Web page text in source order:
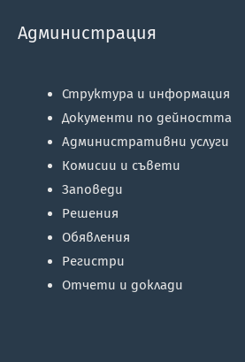
Администрация
Структура и информация
Документи по дейността
Административни услуги
Комисии и съвети
Заповеди
Решения
Обявления
Регистри
Отчети и доклади